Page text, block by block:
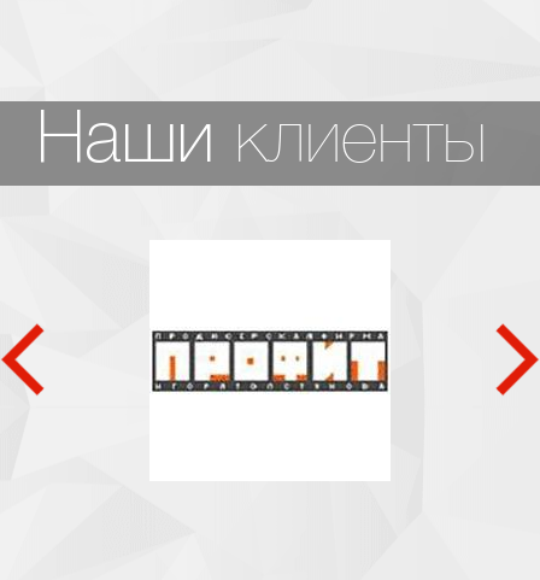
Наши клиенты